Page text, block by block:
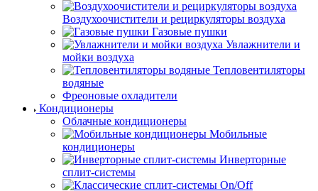
Воздухоочистители и рециркуляторы воздуха
Газовые пушки
Увлажнители и
мойки воздуха
Тепловентиляторы
водяные
Фреоновые охладители
Кондиционеры
Облачные кондиционеры
Мобильные
кондиционеры
Инверторные
сплит-системы